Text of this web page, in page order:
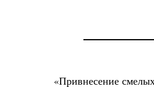
«Привнесение